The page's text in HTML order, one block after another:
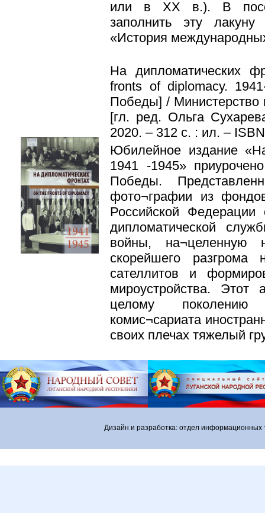
или в XX в.). В
заполнить эту
«История
На дипломатических
fronts of diplomacy.
Победы] / Министерство
[гл. ред. Ольга
2020. – 312 с. : ил. –
Юбилейное издание
1941 -1945»
Победы.
фото¬графии из
Российской Федерации
дипломатической
войны, на¬целенную
скорейшего
сателлитов и
мироустройства. Этот
целому поколению
комис¬сариата
своих плечах тяжелый
Дизайн и разработка: отдел информационных